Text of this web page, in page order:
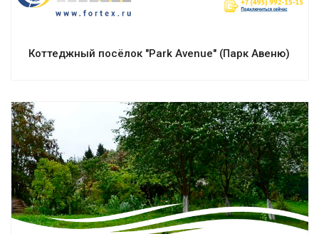
Коттеджный посёлок "Park Avenue" (Парк Авеню)
Смотреть проект